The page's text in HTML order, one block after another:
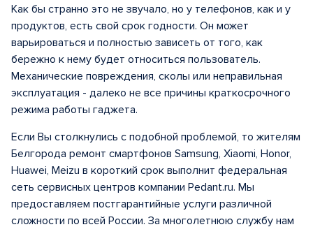
Как бы странно это не звучало, но у телефонов, как и у
продуктов, есть свой срок годности. Он может
варьироваться и полностью зависеть от того, как
бережно к нему будет относиться пользователь.
Механические повреждения, сколы или неправильная
эксплуатация - далеко не все причины краткосрочного
режима работы гаджета.
Если Вы столкнулись с подобной проблемой, то жителям
Белгорода ремонт смартфонов Samsung, Xiaomi, Honor,
Huawei, Meizu в короткий срок выполнит федеральная
сеть сервисных центров компании Pedant.ru. Мы
предоставляем постгарантийные услуги различной
сложности по всей России. За многолетнюю службу нам